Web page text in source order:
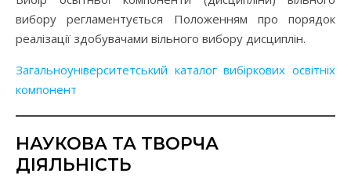
вибору регламентується Положенням про порядок
реалізації здобувачами вільного вибору дисциплін.
Загальноуніверситетський каталог вибіркових освітніх
компонент
НАУКОВА ТА ТВОРЧА
ДІЯЛЬНІСТЬ